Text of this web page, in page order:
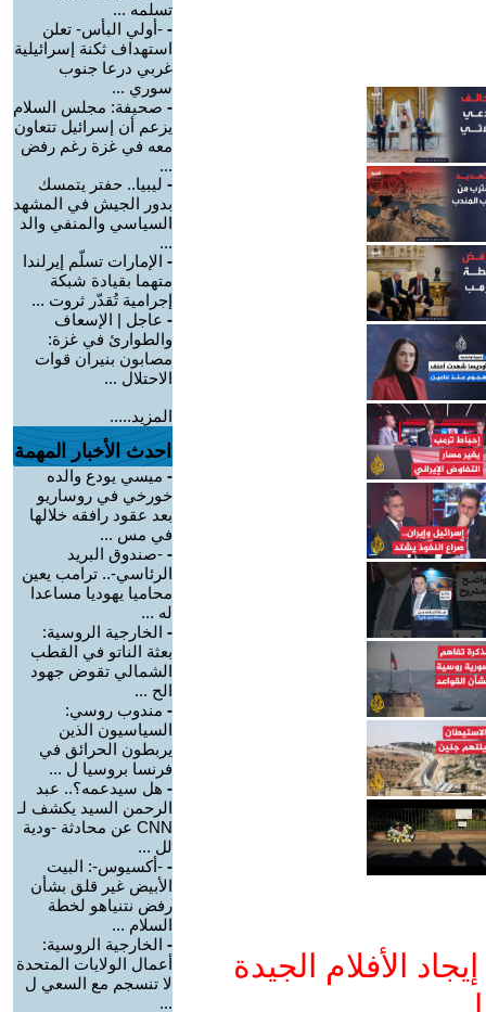
الأفلام الجيدة
تسلمه ...
- -أولي البأس- تعلن
استهداف ثكنة إسرائيلية
غربي درعا جنوب
سوري ...
- صحيفة: مجلس السلام
يزعم أن إسرائيل تتعاون
معه في غزة رغم رفض
...
- ليبيا.. حفتر يتمسك
بدور الجيش في المشهد
السياسي والمنفي والد
...
- الإمارات تسلّم إيرلندا
متهما بقيادة شبكة
إجرامية تُقدّر ثروت ...
- عاجل | الإسعاف
والطوارئ في غزة:
مصابون بنيران قوات
الاحتلال ...
المزيد.....
احدث الأخبار المهمة
- ميسي يودع والده
خورخي في روساريو
بعد عقود رافقه خلالها
في مس ...
- -صندوق البريد
الرئاسي-.. ترامب يعين
محاميا يهوديا مساعدا
له ...
- الخارجية الروسية:
بعثة الناتو في القطب
الشمالي تقوض جهود
الح ...
- مندوب روسي:
السياسيون الذين
يربطون الحرائق في
فرنسا بروسيا ل ...
- هل سيدعمه؟.. عبد
الرحمن السيد يكشف لـ
CNN عن محادثة -ودية
لل ...
- -أكسيوس-: البيت
الأبيض غير قلق بشأن
رفض نتنياهو لخطة
السلام ...
- الخارجية الروسية:
أعمال الولايات المتحدة
لا تنسجم مع السعي ل
...